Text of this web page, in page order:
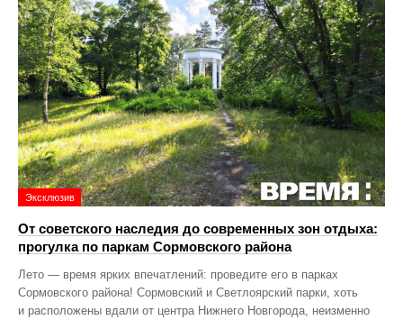
Эксклюзив
От советского наследия до современных зон отдыха:
прогулка по паркам Сормовского района
Лето — время ярких впечатлений: проведите его в парках
Сормовского района! Сормовский и Светлоярский парки, хоть
и расположены вдали от центра Нижнего Новгорода, неизменно